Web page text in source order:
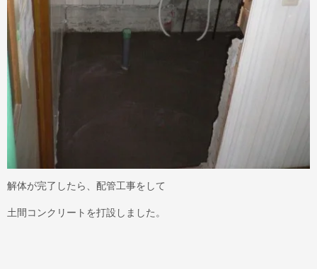
解体が完了したら、配管工事をして
土間コンクリートを打設しました。